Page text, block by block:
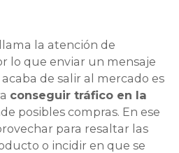
la atención de
lo que enviar un mensaje
de salir al mercado es
conseguir tráfico en la
posibles compras. En ese
para resaltar las
o incidir en que se